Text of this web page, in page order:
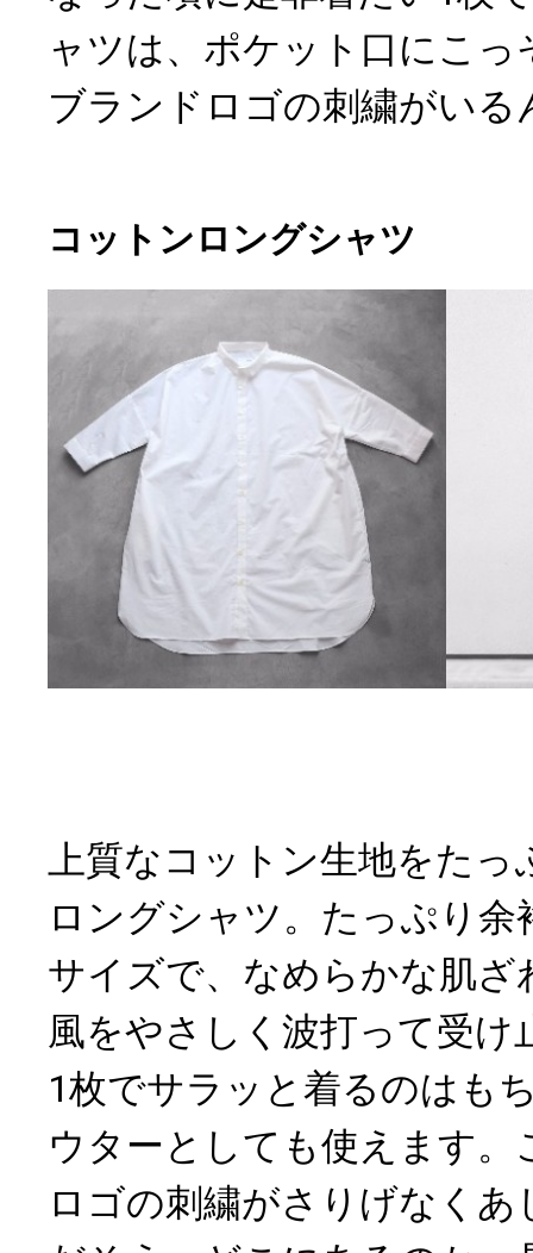
ャツは、ポケット口にこ
ブランドロゴの刺繍がいる
コットンロングシャツ
上質なコットン生地をたっ
ロングシャツ。たっぷり
サイズで、なめらかな肌
風をやさしく波打って受け
1枚でサラッと着るのはも
ウターとしても使えます
ロゴの刺繍がさりげなく